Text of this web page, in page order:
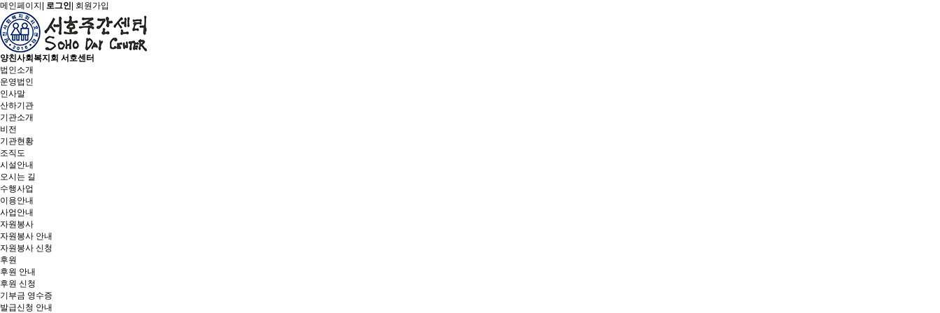
메인페이지 로그인 회원가입
양친사회복지회 서호센터
법인소개
운영법인
인사말
산하기관
기관소개
비전
기관현황
조직도
시설안내
오시는 길
수행사업
이용안내
사업안내
자원봉사
자원봉사 안내
자원봉사 신청
후원
후원 안내
후원 신청
기부금 영수증
발급신청 안내